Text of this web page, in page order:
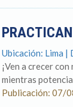
Ubicación: Lima |
¡Ven a crecer
mientras
Publicación: 07/